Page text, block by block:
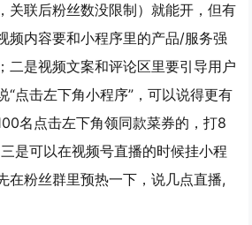
关联后粉丝数没限制）就能开，但有
频内容要和小程序里的产品/服务强
二是视频文案和评论区里要引导用户
“点击左下角小程序”，可以说得更有
名点击左下角领同款菜券的，打8
是可以在视频号直播的时候挂小程
在粉丝群里预热一下，说几点直播,